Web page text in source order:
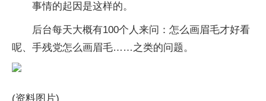
事情的起因是这样的。
后台每天大概有100个人来问：怎么画眉毛才好看
呢、手残党怎么画眉毛……之类的问题。
(资料图片)